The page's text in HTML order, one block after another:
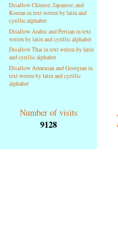
Disallow Chinese, Japanese, and
Korean in text writen by latin and
cyrillic alphabet
Disallow Arabic and Persian in text
writen by latin and cyrillic alphabet
Disallow Thai in text writen by latin
and cyrillic alphabet
Disallow Armenian and Georgian in
text writen by latin and cyrillic
alphabet
Number of visits
9128